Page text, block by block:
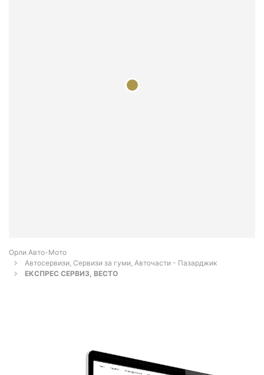
Орли Aвто-Mото
Автосервизи, Сервизи за гуми, Авточасти - Пазарджик
ЕКСПРЕС СЕРВИЗ, ВЕСТО